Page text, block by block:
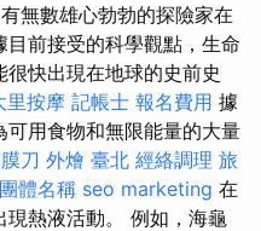
有無數雄心勃勃的探險家在
前接受的科學觀點，生命
快出現在地球的史前史
里按摩 記帳士 報名費用 據
用食物和無限能量的大量
刀 外燴 臺北 經絡調理 旅
團體名稱 seo marketing 在
熱液活動。 例如，海龜